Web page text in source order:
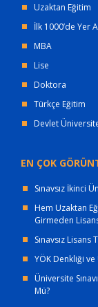
Uzaktan Eğitim
İlk 1000’de Yer
MBA
Lise
Doktora
Türkçe Eğitim
Devlet
EN ÇOK
Sınavsız İkinci
Hem Uzaktan
Girmeden
Sınavsız Lisans
YÖK Denkliği
Üniversite
Mü?